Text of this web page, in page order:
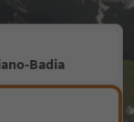
Badia